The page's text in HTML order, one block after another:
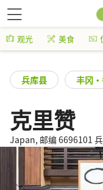
观光 美食
兵库县 丰冈
克里赞
Japan, 邮编 6696101